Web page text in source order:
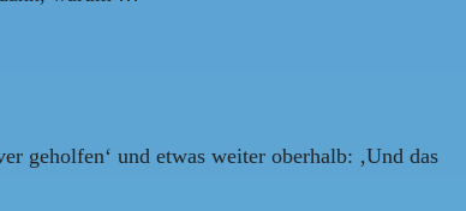
geholfen‘ und etwas weiter oberhalb: ‚Und das